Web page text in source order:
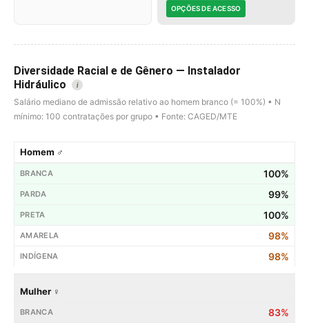
OPÇÕES DE ACESSO
Diversidade Racial e de Gênero — Instalador
Hidráulico
i
Salário mediano de admissão relativo ao homem branco (= 100%) • N
mínimo: 100 contratações por grupo • Fonte: CAGED/MTE
Homem ♂
100%
99%
100%
98%
98%
Mulher ♀
83%